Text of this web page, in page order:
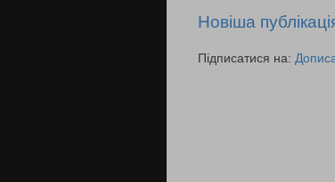
Новіша
Підписатися на: